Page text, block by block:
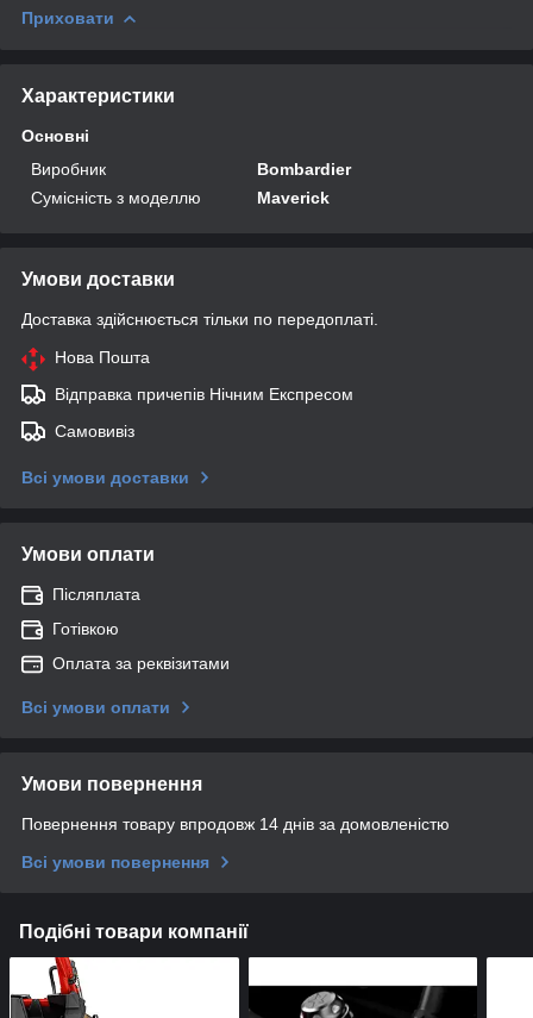
Приховати
Характеристики
Основні
Виробник
Bombardier
Сумісність з моделлю
Maverick
Умови доставки
Доставка здійснюється тільки по передоплаті.
Нова Пошта
Відправка причепів Нічним Експресом
Самовивіз
Всі умови доставки
Умови оплати
Післяплата
Готівкою
Оплата за реквізитами
Всі умови оплати
Умови повернення
Повернення товару впродовж 14 днів за домовленістю
Всі умови повернення
Подібні товари компанії